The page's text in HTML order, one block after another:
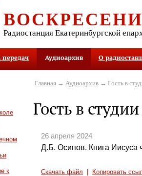
Радиостанция Екатеринбургской
Аудиоархив О
к
Главная→ Аудиоархив→ Гость в
Гость в студии
26 апреля 2024
Д.Б. Осипов. Книга Иисуса
Скачать файл Копировать